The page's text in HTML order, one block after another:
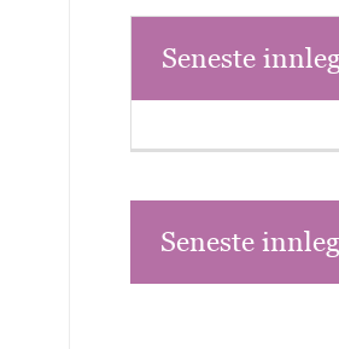
Seneste
Seneste